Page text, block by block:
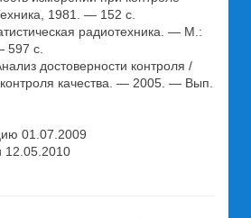
1981. — 152 с.
радиотехника. — М.:
597 с.
достоверности контроля /
качества. — 2005. — Вып.
01.07.2009
12.05.2010